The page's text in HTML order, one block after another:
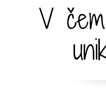
V